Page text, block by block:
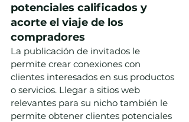
potenciales calificados y
acorte el viaje de los
compradores
La publicación de invitados le
permite crear conexiones con
clientes interesados ​​en sus productos
o servicios. Llegar a sitios web
relevantes para su nicho también le
permite obtener clientes potenciales